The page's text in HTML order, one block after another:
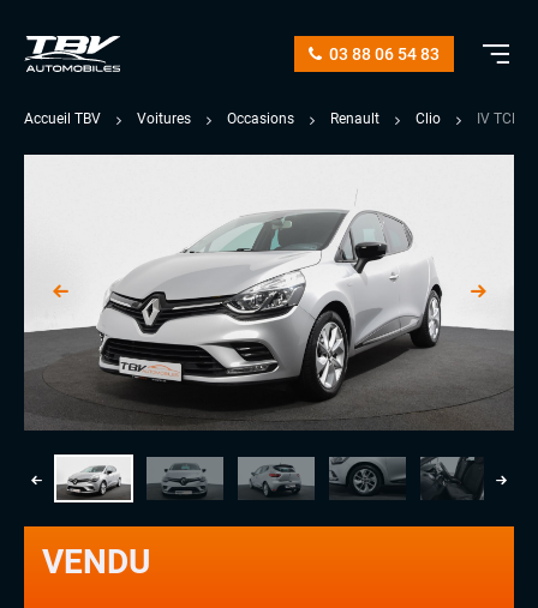
03 88 06 54 83
Accueil TBV Voitures Occasions Renault Clio IV TCE
VENDU